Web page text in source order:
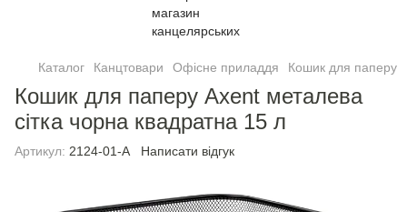
Каталог Канцтовари Офісне приладдя Кошик для паперу
Кошик для паперу Axent металева
сiтка чорна квадратна 15 л
Артикул: 2124-01-А Написати відгук